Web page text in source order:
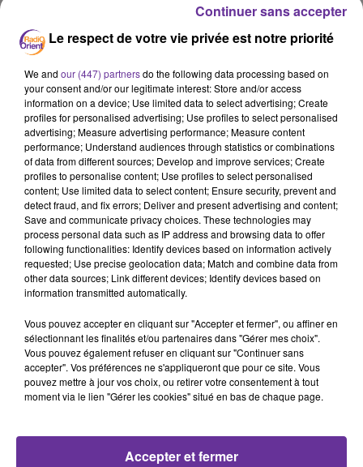
Pluriel (FR)
10 février 2020 - 20 min 43 sec
ZARTOSHTE BAKHTIARI, CANDIDAT À NEUILLY-
Radio Orient
Pluriel (FR)
?L'invité de PLURIEL le 10 février 2020 à 19 h 20 était
candidat aux municipales à Neuilly-Sur-Marne les 15 et
Le respect de votre vie privée est notre priorité
We and our (447) partnersdo the following data processing based on
your consent and/or our legitimate interest: Store and/or access
information on a device; Use limited data to select advertising; Create
profiles for personalised advertising; Use profiles to select personalised
advertising; Measure advertising performance; Measure content
performance; Understand audiences through statistics or combinations
of data from different sources; Develop and improve services; Create
profiles to personalise content; Use profiles to select personalised
content; Use limited data to select content; Ensure security, prevent and
detect fraud, and fix errors; Deliver and present advertising and content;
Save and communicate privacy choices. These technologies may
process personal data such as IP address and browsing data to offer
following functionalities: Identify devices based on information actively
requested; Use precise geolocation data; Match and combine data from
other data sources; Link different devices; Identify devices based on
information transmitted automatically.
Vous pouvez accepter en cliquant sur "Accepter et fermer", ou affiner en
sélectionnant les finalités et/ou partenaires dans "Gérer mes choix".
Vous pouvez également refuser en cliquant sur "Continuer sans
accepter". Vos préférences ne s'appliqueront que pour ce site. Vous
pouvez mettre à jour vos choix, ou retirer votre consentement à tout
moment via le lien "Gérer les cookies" situé en bas de chaque page.
Accepter et fermer
Continuer sans accepter